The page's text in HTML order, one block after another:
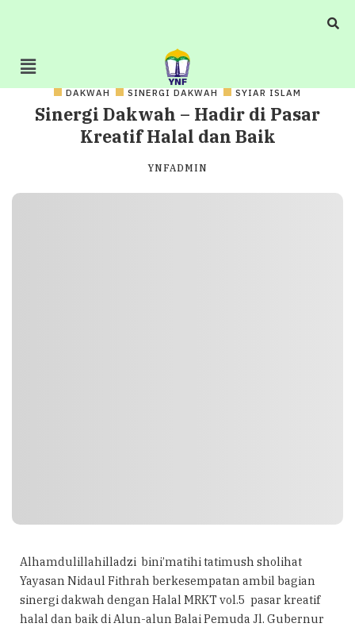
DAKWAH SINERGI DAKWAH SYIAR ISLAM
Sinergi Dakwah – Hadir di Pasar
Kreatif Halal dan Baik
YNFADMIN
Alhamdulillahilladzi bini’matihi tatimush sholihat
Yayasan Nidaul Fithrah berkesempatan ambil bagian
sinergi dakwah dengan Halal MRKT vol.5 pasar kreatif
halal dan baik di Alun-alun Balai Pemuda Jl. Gubernur